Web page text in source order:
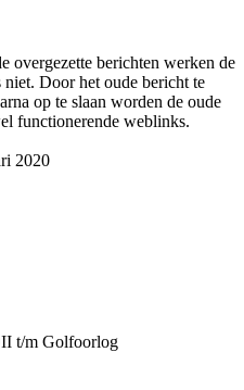
overgezette berichten werken de
Door het oude bericht te
op te slaan worden de oude
functionerende weblinks.
2020
t/m Golfoorlog